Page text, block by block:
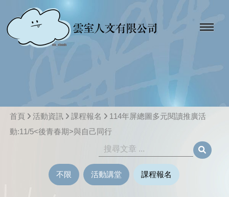
首頁 活動資訊 課程報名
114年屏總圖多元閱讀推廣活
動:11/5<後青春期>與自己同行
不限 活動講堂 課程報名